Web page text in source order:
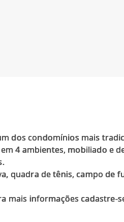
dos condomínios mais
4 ambientes, mobiliado e
quadra de tênis, campo de
mais informações cadastre-